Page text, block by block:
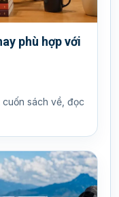
phù hợp với
sách về, đọc